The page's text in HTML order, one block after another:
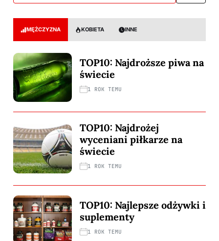
MĘŻCZYZNA KOBIETA INNE
TOP10: Najdroższe piwa na
świecie
1 ROK TEMU
TOP10: Najdrożej
wyceniani piłkarze na
świecie
1 ROK TEMU
TOP10: Najlepsze odżywki i
suplementy
1 ROK TEMU